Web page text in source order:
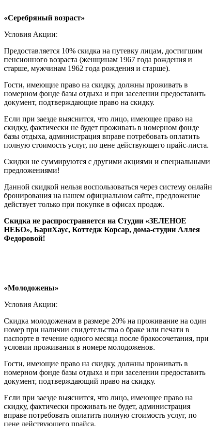
«Серебряный возраст»
Условия Акции:
Предоставляется 10% скидка на путевку лицам, достигшим
пенсионного возраста (женщинам 1967 года рождения и
старше, мужчинам 1962 года рождения и старше).
Гости, имеющие право на скидку, должны проживать в
номерном фонде базы отдыха и при заселении предоставить
документ, подтверждающие право на скидку.
Если при заезде выяснится, что лицо, имеющее право на
скидку, фактически не будет проживать в номерном фонде
базы отдыха, администрация вправе потребовать оплатить
полную стоимость услуг, по цене действующего прайс-листа.
Скидки не суммируются с другими акциями и специальными
предложениями!
Данной скидкой нельзя воспользоваться через систему онлайн
бронирования на нашем официальном сайте, предложение
действует только при покупке в офисах продаж.
Скидка не распространяется на Студии «ЗЕЛЕНОЕ
НЕБО», БарнХаус, Коттедж Корсар, дома-студии Аллея
Федоровой!
«Молодожены»
Условия Акции:
Скидка молодоженам в размере 20% на проживание на один
номер при наличии свидетельства о браке или печати в
паспорте в течение одного месяца после бракосочетания, при
условии проживания в номере молодоженов.
Гости, имеющие право на скидку, должны проживать в
номерном фонде базы отдыха и при заселении предоставить
документ, подтверждающий право на скидку.
Если при заезде выяснится, что лицо, имеющее право на
скидку, фактически проживать не будет, администрация
вправе потребовать оплатить полную стоимость услуг, по
цене действующего прайса.